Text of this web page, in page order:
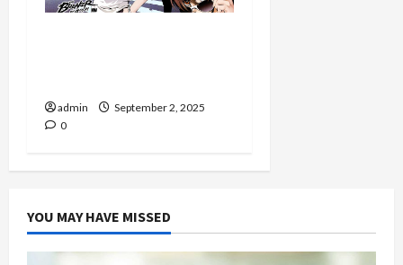
admin
September 2, 2025
0
YOU MAY HAVE MISSED